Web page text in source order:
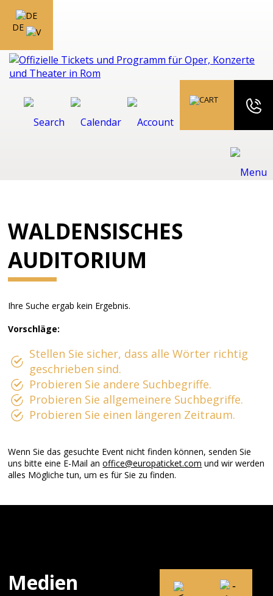
DE
WALDENSISCHES
AUDITORIUM
Ihre Suche ergab kein Ergebnis.
Vorschläge:
Stellen Sie sicher, dass alle Wörter richtig
geschrieben sind.
Probieren Sie andere Suchbegriffe.
Probieren Sie allgemeinere Suchbegriffe.
Probieren Sie einen längeren Zeitraum.
Wenn Sie das gesuchte Event nicht finden können, senden Sie
uns bitte eine E-Mail anoffice@europaticket.com und wir werden
alles Mögliche tun, um es für Sie zu finden.
Medien